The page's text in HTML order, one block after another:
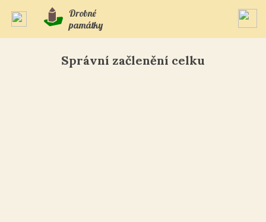
Drobné
památky
Správní začlenění celku